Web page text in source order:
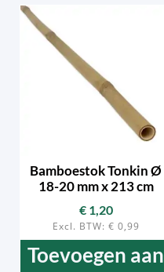
Bamboestok Tonkin Ø
18-20 mm x 213 cm
€1,20
Excl. BTW: € 0,99
Toevoegen aan